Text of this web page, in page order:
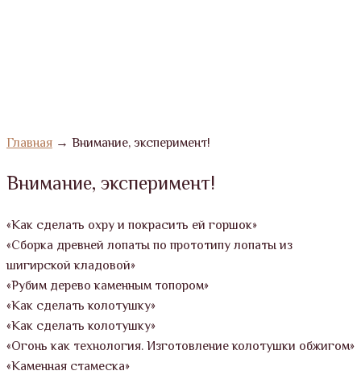
Главная → Внимание, эксперимент!
Внимание, эксперимент!
«Как сделать охру и покрасить ей горшок»
«Сборка древней лопаты по прототипу лопаты из
шигирской кладовой»
«Рубим дерево каменным топором»
«Как сделать колотушку»
«Как сделать колотушку»
«Огонь как технология. Изготовление колотушки обжигом»
«Каменная стамеска»